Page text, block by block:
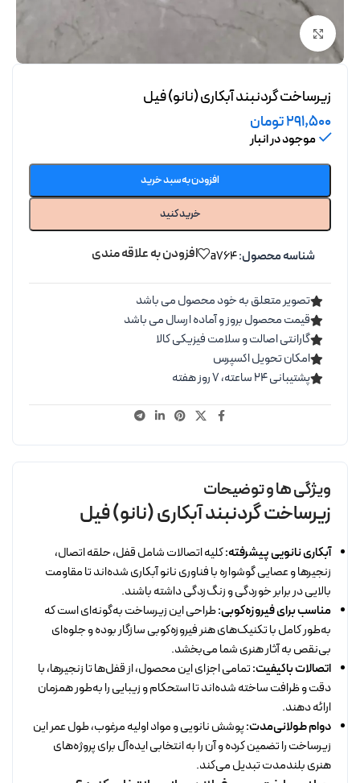
برای بزرگنمایی کلیک کنید
زیرساخت گردنبند آبکاری (نانو) فیل
291,500تومان
موجود در انبار
افزودن به سبد خرید
خرید کنید
شناسه محصول:a764 افزودن به علاقه مندی
تصویر متعلق به خود محصول می باشد
قیمت محصول بروز و آماده ارسال می باشد
گارانتی اصالت و سلامت فیزیکی کالا
امکان تحویل اکسپرس
پشتیبانی ۲۴ ساعته، ۷ روز هفته
ویژگی ها و توضیحات
زیرساخت گردنبند آبکاری (نانو) فیل
آبکاری نانویی پیشرفته:کلیه اتصالات شامل قفل، حلقه اتصال،
زنجیرها و عصایی گوشواره با فناوری نانو آبکاری شده‌اند تا مقاومت
بالایی در برابر خوردگی و زنگ‌زدگی داشته باشند.
مناسب برای فیروزه‌کوبی:طراحی این زیرساخت به‌گونه‌ای است که
به‌طور کامل با تکنیک‌های هنر فیروزه‌کوبی سازگار بوده و جلوه‌ای
بی‌نقص به آثار هنری شما می‌بخشد.
اتصالات باکیفیت:تمامی اجزای این محصول، از قفل‌ها تا زنجیرها، با
دقت و ظرافت ساخته شده‌اند تا استحکام و زیبایی را به‌طور همزمان
ارائه دهند.
دوام طولانی‌مدت:پوشش نانویی و مواد اولیه مرغوب، طول عمر این
زیرساخت را تضمین کرده و آن را به انتخابی ایده‌آل برای پروژه‌های
هنری بلندمدت تبدیل می‌کند.